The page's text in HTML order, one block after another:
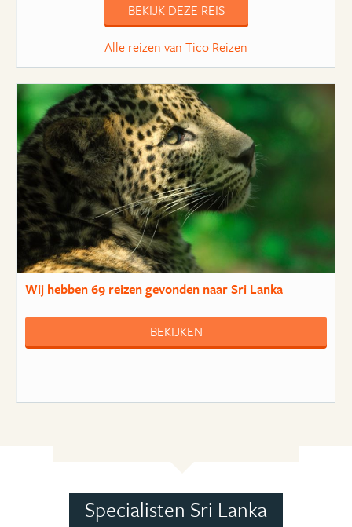
BEKIJK DEZE REIS
Alle reizen van Tico Reizen
Wij hebben69 reizengevonden naar Sri Lanka
BEKIJKEN
Specialisten Sri Lanka